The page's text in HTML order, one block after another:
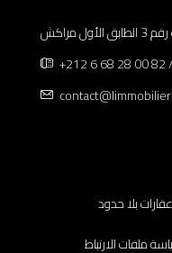
+212 6 68 28 00 82
بلا حدود
ملفات الارتباط